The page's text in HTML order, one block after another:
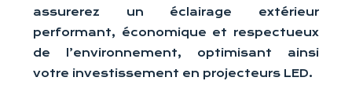
assurerez un éclairage extérieur
performant, économique et respectueux
de l’environnement, optimisant ainsi
votre investissement en projecteurs LED.